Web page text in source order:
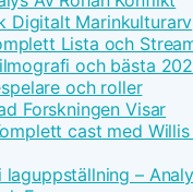
Digitalt Marinkulturarv
Lista och
och bästa
och roller
Forskningen Visar
cast med
–